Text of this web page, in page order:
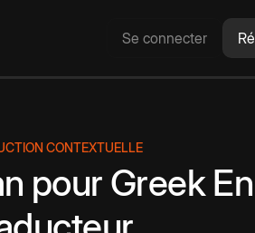
Se connecter
CONTEXTUELLE
pour Greek